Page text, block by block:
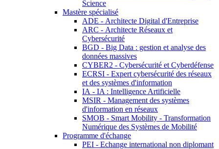
Science
Mastère spécialisé
ADE - Architecte Digital d'Entreprise
ARC - Architecte Réseaux et
Cybersécurité
BGD - Big Data : gestion et analyse des
données massives
CYBER2 - Cybersécurité et Cyberdéfense
ECRSI - Expert cybersécurité des réseaux
et des systèmes d'information
IA - IA : Intelligence Artificielle
MSIR - Management des systèmes
d'information en réseaux
SMOB - Smart Mobility - Transformation
Numérique des Systèmes de Mobilité
Programme d'échange
PEI - Echange international non diplomant